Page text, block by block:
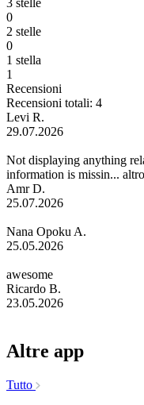
3 stelle
0
2 stelle
0
1 stella
1
Recensioni
Recensioni totali: 4
Levi R.
29.07.2026
Not displaying anything
information is missin... altro
Amr D.
25.07.2026
Nana Opoku A.
25.05.2026
awesome
Ricardo B.
23.05.2026
Altre app
Tutto